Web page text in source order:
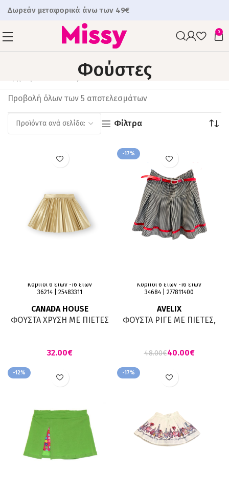
Δωρεάν μεταφορικά άνω των 49€
0
Φούστες
Προβολή όλων των 5 αποτελεσμάτων
Φίλτρα
Κορίτσι 6 ετών -16 ετών
36214 | 25483311
CANADA HOUSE
ΦΟΥΣΤΑ ΧΡΥΣΗ ΜΕ ΠΙΕΤΕΣ
€
-17%
Κορίτσι 6 ετών -16 ετών
34684 | 277811400
AVELIX
ΦΟΥΣΤΑ ΡΙΓΕ ΜΕ ΠΙΕΤΕΣ,
48.00€40.00€
-12% -17%